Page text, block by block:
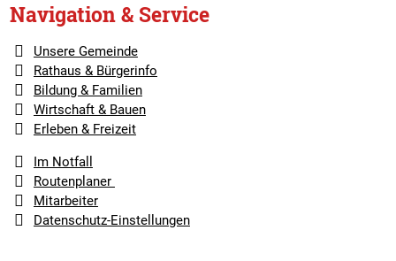
Navigation & Service
Unsere Gemeinde
Rathaus & Bürgerinfo
Bildung & Familien
Wirtschaft & Bauen
Erleben & Freizeit
Im Notfall
Routenplaner
Mitarbeiter
Datenschutz-Einstellungen